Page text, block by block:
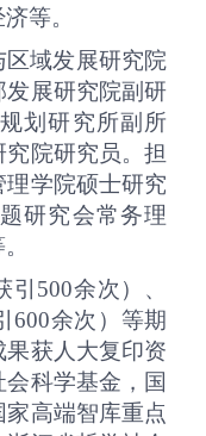
等。
域发展研究院
发展研究院副研
划研究所副所
院研究员。担
学院硕士研究
研究会常务理
引 500余次）、
600余次）等期
获人大复印资
科学基金，国
高端智库重点